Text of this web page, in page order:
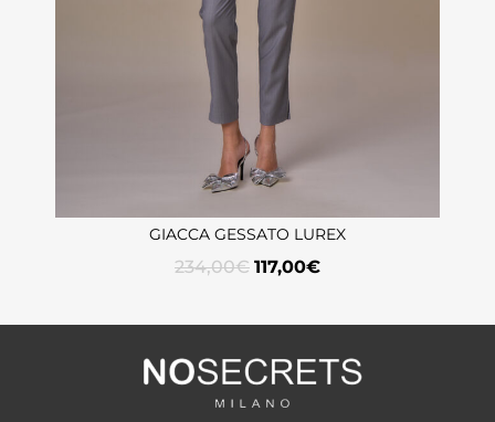
GIACCA GESSATO LUREX
234,00€ 117,00€